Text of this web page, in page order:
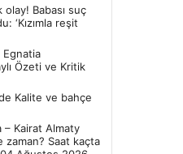
olay! Babası suç
‘Kızımla reşit
Özeti ve Kritik
Kalite ve bahçe
– Kairat Almaty
zaman? Saat kaçta